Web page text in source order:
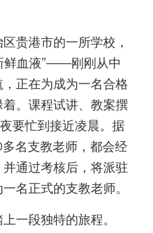
贵港市的一所学校，
鲜血液”——刚刚从中
正在为成为一名合格
。课程试讲、教案撰
要忙到接近凌晨。据
名支教老师，都会经
通过考核后，将派驻
名正式的支教老师。
一段独特的旅程。